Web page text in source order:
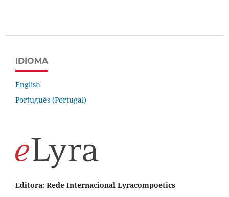
IDIOMA
English
Português (Portugal)
Editora: Rede Internacional Lyracompoetics